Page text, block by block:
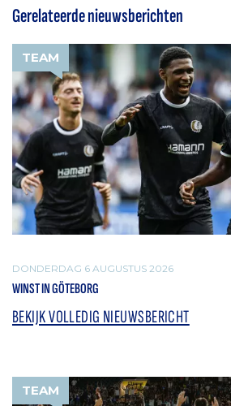
Gerelateerde nieuwsberichten
TEAM
DONDERDAG 6 AUGUSTUS 2026
WINST IN GÖTEBORG
BEKIJK VOLLEDIG NIEUWSBERICHT
TEAM